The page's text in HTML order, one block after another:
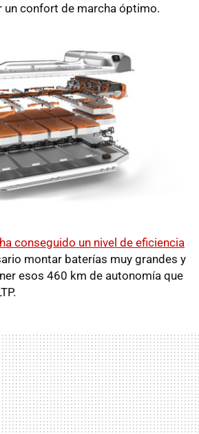
un confort de marcha óptimo.
ha conseguido un nivel de eficiencia
montar baterías muy grandes y
esos 460 km de autonomía que